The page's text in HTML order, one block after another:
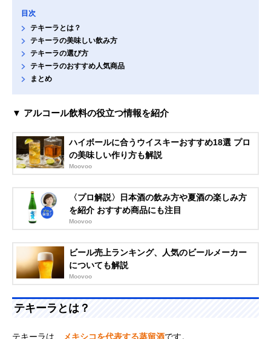
目次
テキーラとは？
テキーラの美味しい飲み方
テキーラの選び方
テキーラのおすすめ人気商品
まとめ
▼ アルコール飲料の役立つ情報を紹介
ハイボールに合うウイスキーおすすめ18選 プロ
の美味しい作り方も解説
Moovoo
〈プロ解説〉日本酒の飲み方や夏酒の楽しみ方
を紹介 おすすめ商品にも注目
Moovoo
ビール売上ランキング、人気のビールメーカー
についても解説
Moovoo
テキーラとは？
テキーラは、 メキシコを代表する蒸留酒です。